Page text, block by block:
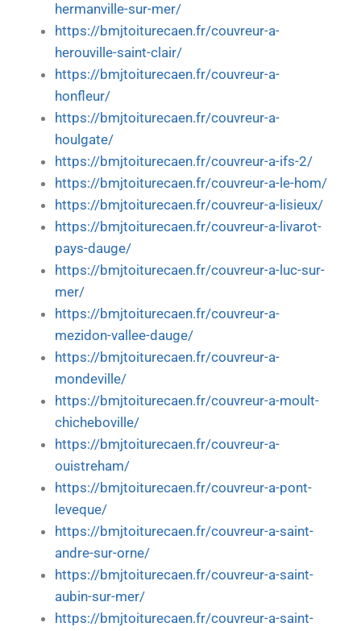
hermanville-sur-mer/
https://bmjtoiturecaen.fr/couvreur-a-
herouville-saint-clair/
https://bmjtoiturecaen.fr/couvreur-a-
honfleur/
https://bmjtoiturecaen.fr/couvreur-a-
houlgate/
https://bmjtoiturecaen.fr/couvreur-a-ifs-2/
https://bmjtoiturecaen.fr/couvreur-a-le-hom/
https://bmjtoiturecaen.fr/couvreur-a-lisieux/
https://bmjtoiturecaen.fr/couvreur-a-livarot-
pays-dauge/
https://bmjtoiturecaen.fr/couvreur-a-luc-sur-
mer/
https://bmjtoiturecaen.fr/couvreur-a-
mezidon-vallee-dauge/
https://bmjtoiturecaen.fr/couvreur-a-
mondeville/
https://bmjtoiturecaen.fr/couvreur-a-moult-
chicheboville/
https://bmjtoiturecaen.fr/couvreur-a-
ouistreham/
https://bmjtoiturecaen.fr/couvreur-a-pont-
leveque/
https://bmjtoiturecaen.fr/couvreur-a-saint-
andre-sur-orne/
https://bmjtoiturecaen.fr/couvreur-a-saint-
aubin-sur-mer/
https://bmjtoiturecaen.fr/couvreur-a-saint-